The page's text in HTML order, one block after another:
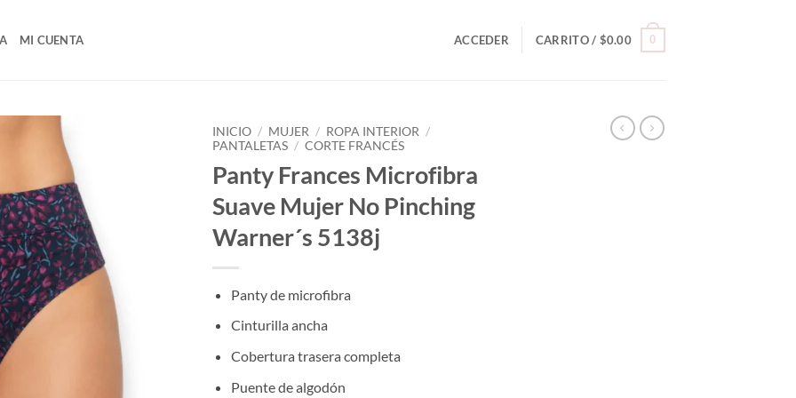
MI CUENTA ACCEDER CARRITO / $0.00 0
INICIO / MUJER / ROPA INTERIOR /
PANTALETAS / CORTE FRANCÉS
Panty Frances Microfibra
Suave Mujer No Pinching
Warner´s 5138j
Panty de microfibra
Cinturilla ancha
Cobertura trasera completa
Puente de algodón